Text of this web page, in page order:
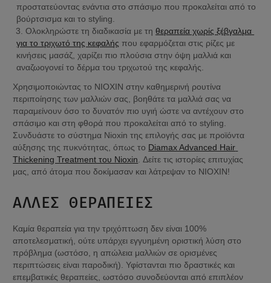
προστατεύοντας ενάντια στο σπάσιμο που προκαλείται από το
βούρτσισμα και το styling.
Ολοκληρώστε τη διαδικασία με τη θεραπεία χωρίς ξέβγαλμα
για το τριχωτό της κεφαλής που εφαρμόζεται στις ρίζες με
κινήσεις μασάζ, χαρίζει πιο πλούσια στην όψη μαλλιά και
αναζωογονεί το δέρμα του τριχωτού της κεφαλής.
Χρησιμοποιώντας το NIOXIN στην καθημερινή ρουτίνα
περιποίησης των μαλλιών σας, βοηθάτε τα μαλλιά σας να
παραμείνουν όσο το δυνατόν πιο υγιή ώστε να αντέχουν στο
σπάσιμο και στη φθορά που προκαλείται από το styling.
Συνδυάστε το σύστημα Nioxin της επιλογής σας με προϊόντα
αύξησης της πυκνότητας, όπως το Diamax Advanced Hair
Thickening Treatment του Nioxin . Δείτε τις ιστορίες επιτυχίας
μας, από άτομα που δοκίμασαν και λάτρεψαν το NIOXIN!
ΆΛΛΕΣ ΘΕΡΑΠΕΊΕΣ
Καμία θεραπεία για την τριχόπτωση δεν είναι 100%
αποτελεσματική, ούτε υπάρχει εγγυημένη οριστική λύση στο
πρόβλημα (ωστόσο, η απώλεια μαλλιών σε ορισμένες
περιπτώσεις είναι παροδική). Υφίστανται πιο δραστικές και
επεμβατικές θεραπείες, ωστόσο συνοδεύονται από επιπλέον